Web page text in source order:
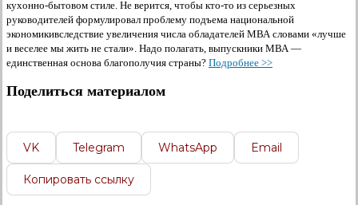
кухонно-бытовом стиле. Не верится, чтобы кто-то из серьезных
руководителей формулировал проблему подъема национальной
экономикивследствие увеличения числа обладателей МВА словами «лучше
и веселее мы жить не стали». Надо полагать, выпускники МВА —
единственная основа благополучия страны? Подробнее >>
Поделиться материалом
VK Telegram WhatsApp Email
Копировать ссылку